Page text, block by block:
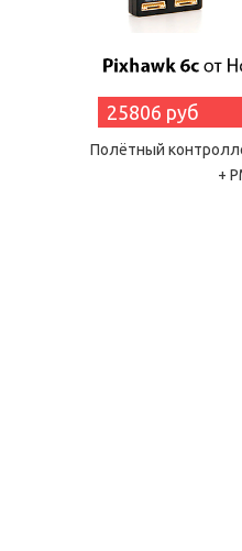
25806 руб
Полётный
+